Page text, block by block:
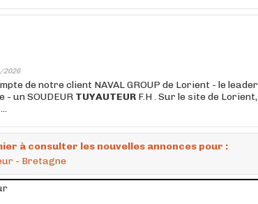
2026
de notre client NAVAL GROUP de Lorient - le leader
- un SOUDEUR TUYAUTEUR F.H . Sur le site de Lorient,
à consulter les nouvelles annonces pour :
- Bretagne